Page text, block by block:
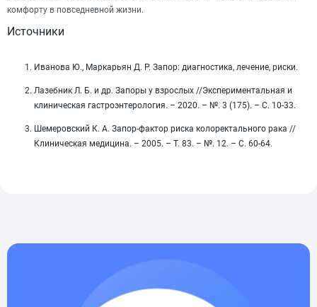
комфорту в повседневной жизни.
Источники
Иванова Ю., Маркарьян Д. Р. Запор: диагностика, лечение, риски.
Лазебник Л. Б. и др. Запоры у взрослых //Экспериментальная и
клиническая гастроэнтерология. – 2020. – №. 3 (175). – С. 10-33.
Шемеровский К. А. Запор-фактор риска колоректального рака //
Клиническая медицина. – 2005. – Т. 83. – №. 12. – С. 60-64.